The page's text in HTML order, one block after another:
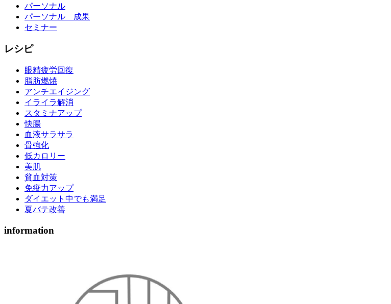
パーソナル
パーソナル 成果
セミナー
レシピ
眼精疲労回復
脂肪燃焼
アンチエイジング
イライラ解消
スタミナアップ
快腸
血液サラサラ
骨強化
低カロリー
美肌
貧血対策
免疫力アップ
ダイエット中でも満足
夏バテ改善
information